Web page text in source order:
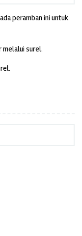
peramban ini untuk
melalui surel.